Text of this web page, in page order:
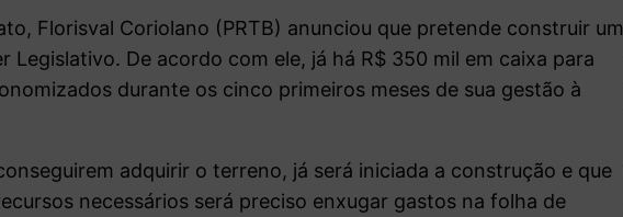
Florisval Coriolano (PRTB) anunciou que pretende construir um
Legislativo. De acordo com ele, já há R$ 350 mil em caixa para
durante os cinco primeiros meses de sua gestão à
adquirir o terreno, já será iniciada a construção e que
necessários será preciso enxugar gastos na folha de